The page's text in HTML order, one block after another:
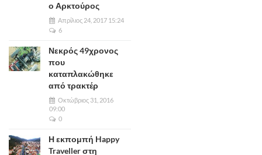
ο Αρκτούρος
Απρίλιος 24, 2017 15:24
6
Νεκρός 49χρονος
που
καταπλακώθηκε
από τρακτέρ
Οκτώβριος 31, 2016
09:00
0
Η εκπομπή Happy
Traveller στη